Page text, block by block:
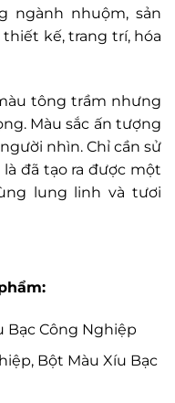
ngành nhuộm, sản
kế, trang trí, hóa
tông trầm nhưng
Màu sắc ấn tượng
nhìn. Chỉ cần sử
đã tạo ra được một
lung linh và tươi
Bạc Công Nghiệp
Bột Màu Xíu Bạc